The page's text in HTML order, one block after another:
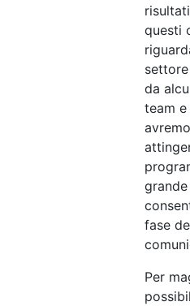
questi
da
team
fase
Per